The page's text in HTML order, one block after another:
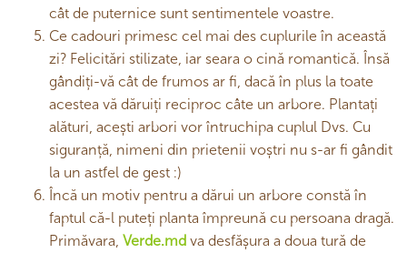
cât de puternice sunt sentimentele voastre.
Ce cadouri primesc cel mai des cuplurile în această
zi? Felicitări stilizate, iar seara o cină romantică. Însă
gândiți-vă cât de frumos ar fi, dacă în plus la toate
acestea vă dăruiți reciproc câte un arbore. Plantați
alături, acești arbori vor întruchipa cuplul Dvs. Cu
siguranță, nimeni din prietenii voștri nu s-ar fi gândit
la un astfel de gest :)
Încă un motiv pentru a dărui un arbore constă în
faptul că-l puteți planta împreună cu persoana dragă.
Primăvara, Verde.md va desfășura a doua tură de